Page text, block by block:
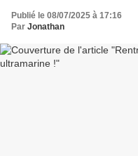
Publié le 08/07/2025 à 17:16
Par Jonathan